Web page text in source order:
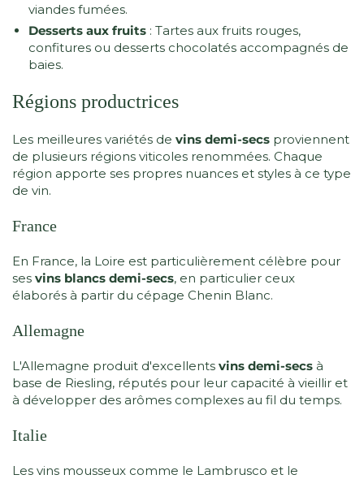
viandes fumées.
Desserts aux fruits : Tartes aux fruits rouges,
confitures ou desserts chocolatés accompagnés de
baies.
Régions productrices
Les meilleures variétés de vins demi-secs proviennent
de plusieurs régions viticoles renommées. Chaque
région apporte ses propres nuances et styles à ce type
de vin.
France
En France, la Loire est particulièrement célèbre pour
ses vins blancs demi-secs, en particulier ceux
élaborés à partir du cépage Chenin Blanc.
Allemagne
L'Allemagne produit d'excellents vins demi-secs à
base de Riesling, réputés pour leur capacité à vieillir et
à développer des arômes complexes au fil du temps.
Italie
Les vins mousseux comme le Lambrusco et le